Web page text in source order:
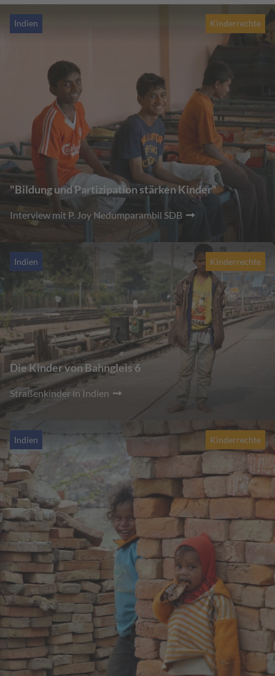
Indien Kinderrechte
"Bildung und Partizipation stärken Kinder"
Interview mit P. Joy Nedumparambil SDB
Indien Kinderrechte
Die Kinder von Bahngleis 6
Straßenkinder in Indien
Indien Kinderrechte